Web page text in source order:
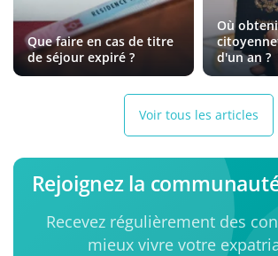
Que faire en cas de titre
de séjour expiré ?
Où
d'un an ?
Voir tous les articles
Rejoignez la
Recevez régulièrement des
mieux vivre votre